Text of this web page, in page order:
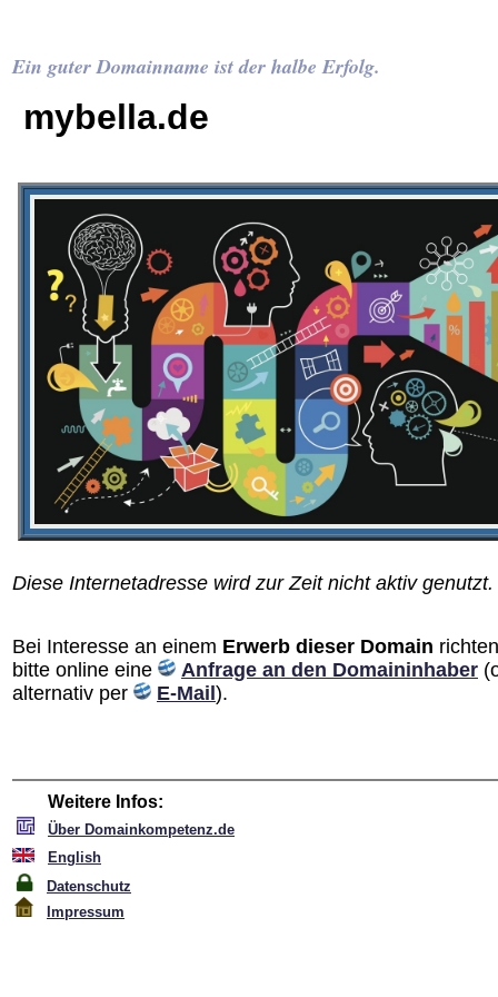
Ein guter Domainname ist der halbe Erfolg.
mybella.de
Diese Internetadresse wird zur Zeit nicht aktiv genutzt.
Bei Interesse an einem Erwerb dieser Domain
bitte online eine
Anfrage an den Domain­inhaber
alternativ per
E-Mail ).
Weitere Infos:
Über Domainkompetenz.de
English
Datenschutz
Impressum